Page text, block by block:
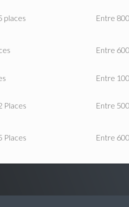
places Entre
Entre
Entre
Places Entre
Places Entre